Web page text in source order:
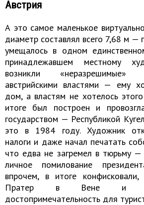
Австрия
А это самое маленькое
диаметр составлял всего 7,68 м —
умещалось в одном
принадлежавшем местному
возникли «неразрешимые»
австрийскими властями — ему
дом, а властям не хотелось
итоге был построен и
государством — Республикой
это в 1984 году. Художник
налоги и даже начал печатать
что едва не загремел в тюрьму —
личное помилование
впрочем, в итоге
Пратер в Вене и
достопримечательность для